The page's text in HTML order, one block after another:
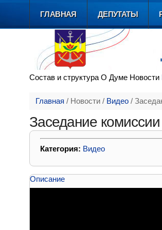
ГЛАВНАЯ ДЕПУТАТЫ
Состав и структура О Думе Новости
Главная / Новости / Видео /
Заседание
Категория: Видео
Описание